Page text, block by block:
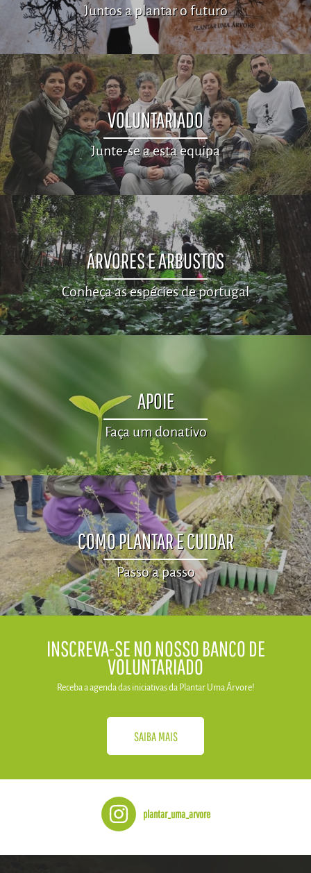
Juntos a plantar o futuro
VOLUNTARIADO
Junte-se a esta equipa
ÁRVORES E ARBUSTOS
Conheça as espécies de portugal
APOIE
Faça um donativo
COMO PLANTAR E CUIDAR
Passo a passo
​INSCREVA-SE NO NOSSO BANCO DE
VOLUNTARIADO
Receba a agenda das iniciativas da​ Plantar Uma Árvore!
SAIBA MAIS
plantar_uma_arvore